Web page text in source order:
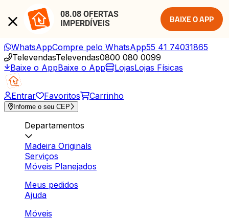
08.08 OFERTAS
IMPERDÍVEIS
BAIXE O APP
WhatsAppCompre pelo WhatsApp55 41 74031865
TelevendasTelevendas0800 080 0099
Baixe o AppBaixe o App LojasLojas Físicas
Entrar Favoritos Carrinho
Informe o seu CEP
Departamentos
Madeira Originals
Serviços
Móveis Planejados
Meus pedidos
Ajuda
Móveis